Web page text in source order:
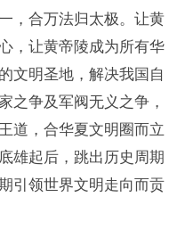
，合万法归太极。让黄
，让黄帝陵成为所有华
文明圣地，解决我国自
之争及军阀无义之争，
道，合华夏文明圈而立
雄起后，跳出历史周期
引领世界文明走向而贡